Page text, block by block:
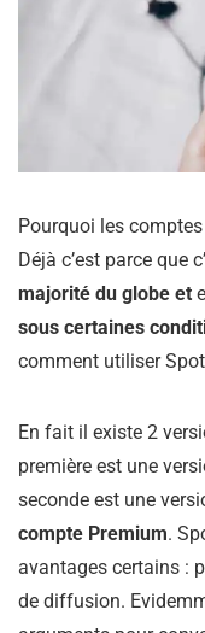
Pourquoi les
Déjà c’est parce que
majorité du globe et
sous certaines
comment utiliser
En fait il existe 2
première est une
seconde est une
compte Premium.
avantages certains :
de diffusion.